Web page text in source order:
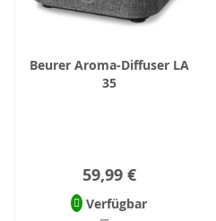
Beurer Aroma-Diffuser LA
35
59,99 €
Verfügbar